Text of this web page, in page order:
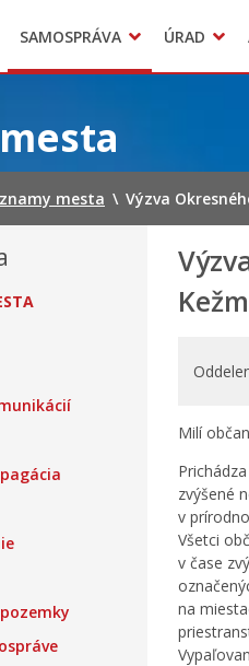
SAMOSPRÁVA
Mestská polícia
ÚRAD
Sekcie úradu
mesta \ Výzva
Milí
zvýšené
v
Všetci
v čase
na